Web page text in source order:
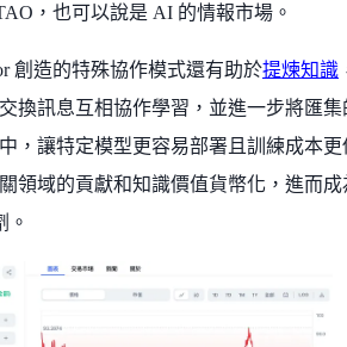
，也可以說是 AI 的情報市場。
創造的特殊協作模式還有助於提煉知識
換訊息互相協作學習，並進一步將匯集
，讓特定模型更容易部署且訓練成本更
領域的貢獻和知識價值貨幣化，進而成
。